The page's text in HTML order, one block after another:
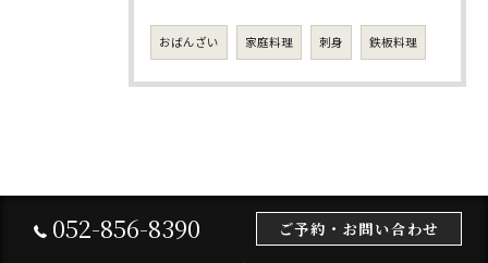
おばんざい 家庭料理 刺身 鉄板料理
052-856-8390 ご予約・お問い合わせ